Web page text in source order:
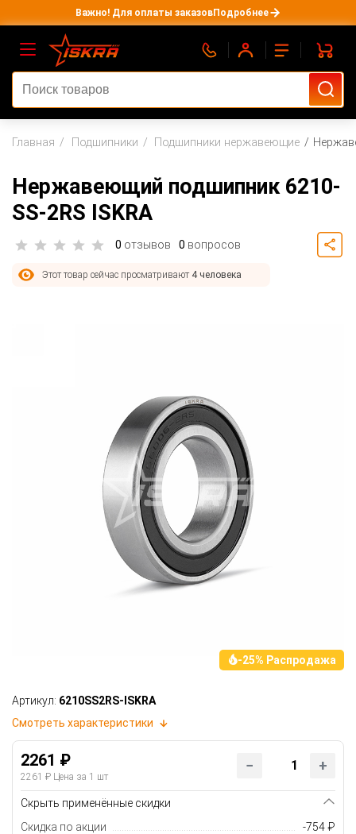
Важно! Для оплаты заказовПодробнее
Главная Подшипники Подшипники нержавеющие
Нержавеющий подшипник 6210-
SS-2RS ISKRA
0 отзывов 0 вопросов
Этот товар сейчас просматривают 4 человека
-25% Распродажа
Артикул: 6210SS2RS-ISKRA
Смотреть характеристики
2261 ₽
2261 ₽ Цена за 1 шт
Скрыть применённые скидки
Скидка по акции
-754 ₽